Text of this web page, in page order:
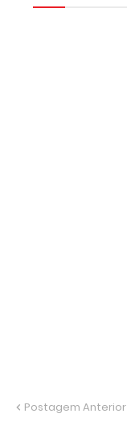
Postagem Anterior